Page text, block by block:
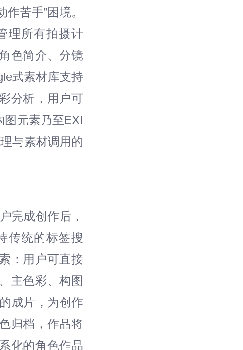
苦手”困境。
理所有拍摄计
色简介、分镜
式素材库支持
分析，用户可
图元素乃至EXI
与素材调用的
完成创作后，
传统的标签搜
：用户可直接
主色彩、构图
成片，为创作
归档，作品将
化的角色作品